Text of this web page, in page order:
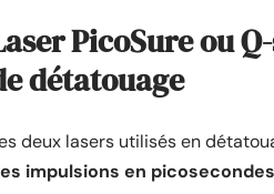
PicoSure ou
détatouage
deux lasers utilisés en
impulsions en picosecondes